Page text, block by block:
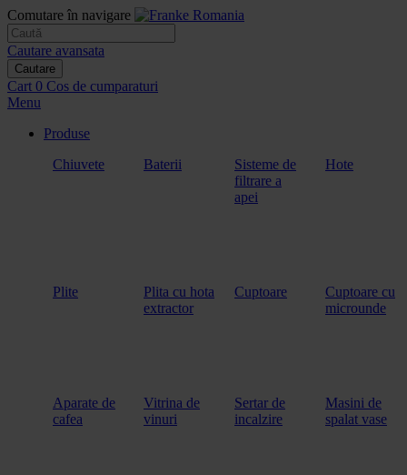
Comutare în navigare
Cautare avansata
Cautare
Cart 0 Cos de cumparaturi
Menu
Produse
Chiuvete
Baterii
Sisteme de
filtrare a
apei
Hote
Plite
Plita cu hota
extractor
Cuptoare
Cuptoare cu
microunde
Aparate de
cafea
Vitrina de
vinuri
Sertar de
incalzire
Masini de
spalat vase